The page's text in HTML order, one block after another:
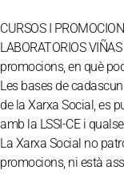
CURSOS I
LABORATORIOS
promocions, en què
Les bases de
de la Xarxa Social, es
amb la LSSI-CE i
La Xarxa Social no
promocions, ni està